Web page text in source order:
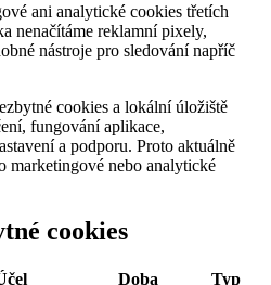
ani analytické cookies třetích
nenačítáme reklamní pixely,
nástroje pro sledování napříč
cookies a lokální úložiště
fungování aplikace,
a podporu. Proto aktuálně
marketingové nebo analytické
cookies
Doba Typ